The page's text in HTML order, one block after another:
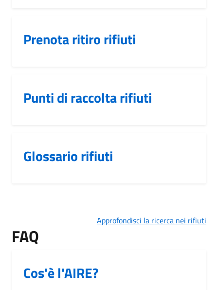
Prenota ritiro rifiuti
Punti di raccolta rifiuti
Glossario rifiuti
Approfondisci la ricerca nei rifiuti
FAQ
Cos'è l'AIRE?